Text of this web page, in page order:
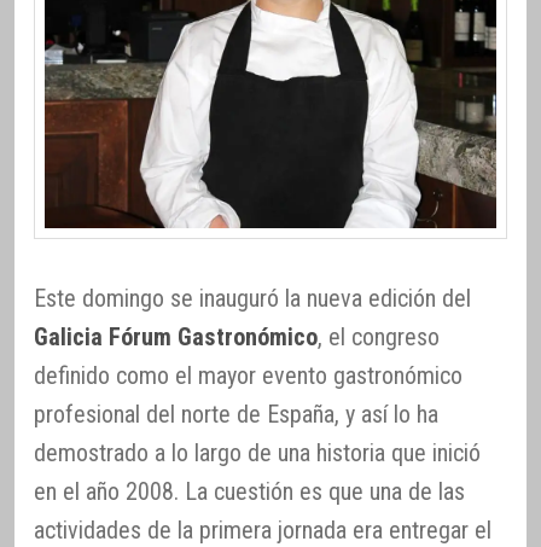
Este domingo se inauguró la nueva edición del
Galicia Fórum Gastronómico, el congreso
definido como el mayor evento gastronómico
profesional del norte de España, y así lo ha
demostrado a lo largo de una historia que inició
en el año 2008. La cuestión es que una de las
actividades de la primera jornada era entregar el